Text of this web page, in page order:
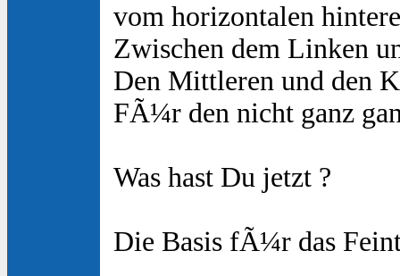
vom horizontalen
Zwischen dem Linken
Den Mittleren und den
FÃ¼r den nicht ganz
Was hast Du jetzt ?
Die Basis fÃ¼r das